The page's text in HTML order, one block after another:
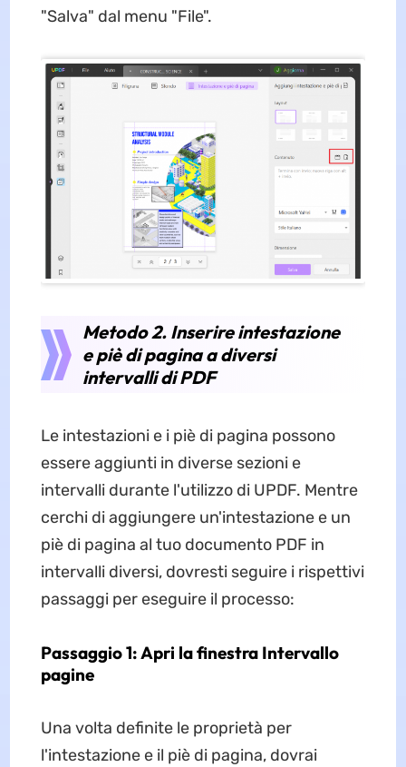
"Salva" dal menu "File".
Metodo 2. Inserire intestazione
e piè di pagina a diversi
intervalli di PDF
Le intestazioni e i piè di pagina possono
essere aggiunti in diverse sezioni e
intervalli durante l'utilizzo di UPDF. Mentre
cerchi di aggiungere un'intestazione e un
piè di pagina al tuo documento PDF in
intervalli diversi, dovresti seguire i rispettivi
passaggi per eseguire il processo:
Passaggio 1: Apri la finestra Intervallo
pagine
Una volta definite le proprietà per
l'intestazione e il piè di pagina, dovrai